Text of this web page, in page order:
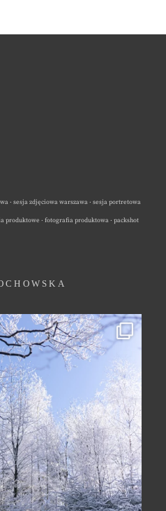
· sesja zdjęciowa warszawa · sesja portretowa
produktowe · fotografia produktowa · packshot